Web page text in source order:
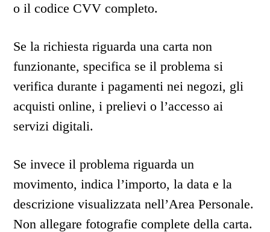
o il codice CVV completo.
Se la richiesta riguarda una carta non
funzionante, specifica se il problema si
verifica durante i pagamenti nei negozi, gli
acquisti online, i prelievi o l’accesso ai
servizi digitali.
Se invece il problema riguarda un
movimento, indica l’importo, la data e la
descrizione visualizzata nell’Area Personale.
Non allegare fotografie complete della carta.